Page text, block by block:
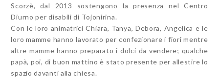
Scorzè, dal 2013 sostengono la presenza nel Centro
Diurno per disabili di Tojonirina.
Con le loro animatrici Chiara, Tanya, Debora, Angelica e le
loro mamme hanno lavorato per confezionare i fiori mentre
altre mamme hanno preparato i dolci da vendere; qualche
papà, poi, di buon mattino è stato presente per allestire lo
spazio davanti alla chiesa.